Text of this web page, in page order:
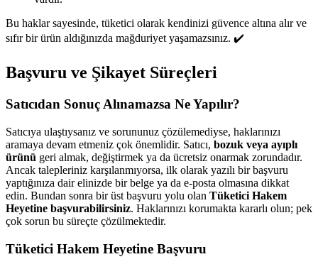
Bu haklar sayesinde, tüketici olarak kendinizi güvence altına alır ve
sıfır bir ürün aldığınızda mağduriyet yaşamazsınız. ✔️
Başvuru ve Şikayet Süreçleri
Satıcıdan Sonuç Alınamazsa Ne Yapılır?
Satıcıya ulaştıysanız ve sorununuz çözülemediyse, haklarınızı
aramaya devam etmeniz çok önemlidir. Satıcı, bozuk veya ayıplı
ürünü geri almak, değiştirmek ya da ücretsiz onarmak zorundadır.
Ancak talepleriniz karşılanmıyorsa, ilk olarak yazılı bir başvuru
yaptığınıza dair elinizde bir belge ya da e-posta olmasına dikkat
edin. Bundan sonra bir üst başvuru yolu olan Tüketici Hakem
Heyetine başvurabilirsiniz. Haklarınızı korumakta kararlı olun; pek
çok sorun bu süreçte çözülmektedir.
Tüketici Hakem Heyetine Başvuru